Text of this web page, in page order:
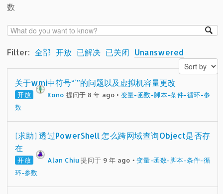
数
Filter: 全部 开放 已解决 已关闭 Unanswered
关于wmi中符号“`”的问题以及虚拟机容量更改
开放 Kono 提问于 8 年 ago • 变量-函数-脚本-条件-循环-参
数
[求助] 透过PowerShell 怎么跨网域查询Object是否存
在
开放 Alan Chiu 提问于 9 年 ago •变量-函数-脚本-条件-循
环-参数